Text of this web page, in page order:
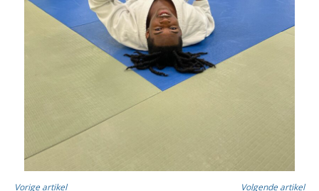
Vorige artikel Volgende artikel